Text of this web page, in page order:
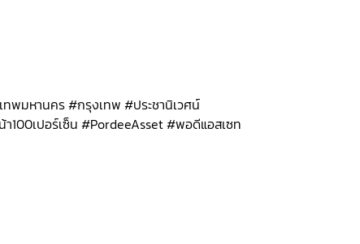
พมหานคร #กรุงเทพ #ประชานิเวศน์
เปอร์เซ็น #PordeeAsset #พอดีแอสเซท